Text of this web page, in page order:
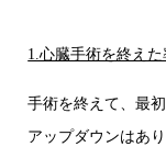
1.心臓手術を終え
手術を終えて、最
アップダウンはあ